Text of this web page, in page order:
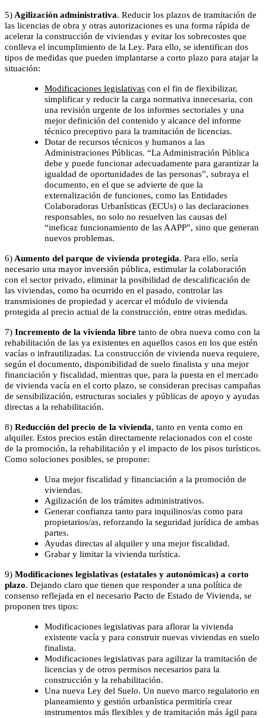
5) Agilización administrativa. Reducir los plazos de tramitación de
las licencias de obra y otras autorizaciones es una forma rápida de
acelerar la construcción de viviendas y evitar los sobrecostes que
conlleva el incumplimiento de la Ley. Para ello, se identifican dos
tipos de medidas que pueden implantarse a corto plazo para atajar la
situación:
Modificaciones legislativas con el fin de flexibilizar,
simplificar y reducir la carga normativa innecesaria, con
una revisión urgente de los informes sectoriales y una
mejor definición del contenido y alcance del informe
técnico preceptivo para la tramitación de licencias.
Dotar de recursos técnicos y humanos a las
Administraciones Públicas. “La Administración Pública
debe y puede funcionar adecuadamente para garantizar la
igualdad de oportunidades de las personas”, subraya el
documento, en el que se advierte de que la
externalización de funciones, como las Entidades
Colaboradoras Urbanísticas (ECUs) o las declaraciones
responsables, no solo no resuelven las causas del
“ineficaz funcionamiento de las AAPP”, sino que generan
nuevos problemas.
6) Aumento del parque de vivienda protegida. Para ello, sería
necesario una mayor inversión pública, estimular la colaboración
con el sector privado, eliminar la posibilidad de descalificación de
las viviendas, como ha ocurrido en el pasado, controlar las
transmisiones de propiedad y acercar el módulo de vivienda
protegida al precio actual de la construcción, entre otras medidas.
7) Incremento de la vivienda libre tanto de obra nueva como con la
rehabilitación de las ya existentes en aquellos casos en los que estén
vacías o infrautilizadas. La construcción de vivienda nueva requiere,
según el documento, disponibilidad de suelo finalista y una mejor
financiación y fiscalidad, mientras que, para la puesta en el mercado
de vivienda vacía en el corto plazo, se consideran precisas campañas
de sensibilización, estructuras sociales y públicas de apoyo y ayudas
directas a la rehabilitación.
8) Reducción del precio de la vivienda, tanto en venta como en
alquiler. Estos precios están directamente relacionados con el coste
de la promoción, la rehabilitación y el impacto de los pisos turísticos.
Como soluciones posibles, se propone:
Una mejor fiscalidad y financiación a la promoción de
viviendas.
Agilización de los trámites administrativos.
Generar confianza tanto para inquilinos/as como para
propietarios/as, reforzando la seguridad jurídica de ambas
partes.
Ayudas directas al alquiler y una mejor fiscalidad.
Grabar y limitar la vivienda turística.
9) Modificaciones legislativas (estatales y autonómicas) a corto
plazo. Dejando claro que tienen que responder a una política de
consenso reflejada en el necesario Pacto de Estado de Vivienda, se
proponen tres tipos:
Modificaciones legislativas para aflorar la vivienda
existente vacía y para construir nuevas viviendas en suelo
finalista.
Modificaciones legislativas para agilizar la tramitación de
licencias y de otros permisos necesarios para la
construcción y la rehabilitación.
Una nueva Ley del Suelo. Un nuevo marco regulatorio en
planeamiento y gestión urbanística permitiría crear
instrumentos más flexibles y de tramitación más ágil para